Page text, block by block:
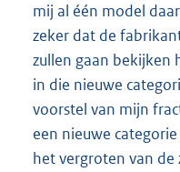
mij al één model
zeker dat de
zullen gaan bekijken
in die nieuwe
voorstel van mijn
een nieuwe
het vergroten van